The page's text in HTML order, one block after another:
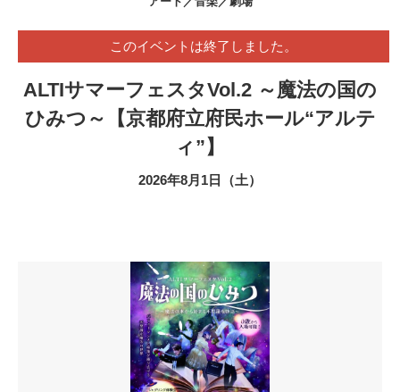
このイベントは終了しました。
ALTIサマーフェスタVol.2 ～魔法の国の
ひみつ～【京都府立府民ホール“アルテ
ィ”】
2026年8月1日（土）